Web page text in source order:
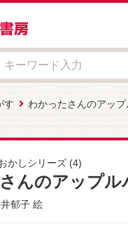
す わかったさんのアップ
かしシリーズ (4)
んのアップル
郁子 絵